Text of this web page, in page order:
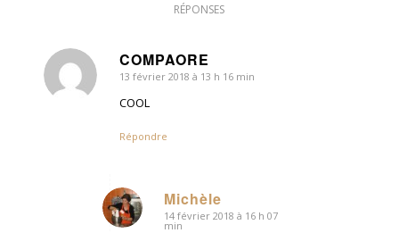
RÉPONSES
COMPAORE
dit
:
13 février 2018 à 13 h 16 min
COOL
Répondre
Michèle
dit
14 février 2018 à 16 h 07
min